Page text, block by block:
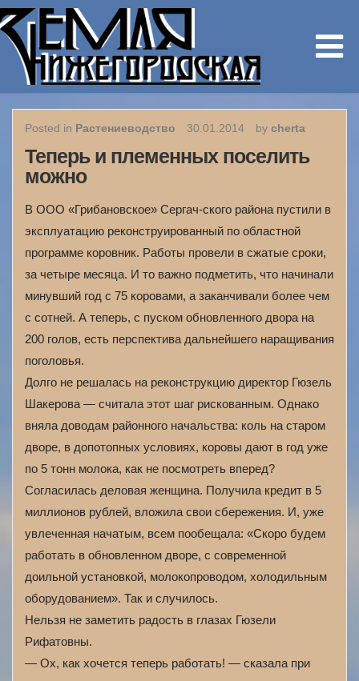
Posted in Растениеводство 30.01.2014 by cherta
Теперь и племенных поселить
можно
В ООО «Грибановское» Сергач-ского района пустили в
эксплуатацию реконструированный по областной
программе коровник. Работы провели в сжатые сроки,
за четыре месяца. И то важно подметить, что начинали
минувший год с 75 коровами, а заканчивали более чем
с сотней. А теперь, с пуском обновленного двора на
200 голов, есть перспектива дальнейшего наращивания
поголовья.
Долго не решалась на реконструкцию директор Гюзель
Шакерова — считала этот шаг рискованным. Однако
вняла доводам районного начальства: коль на старом
дворе, в допотопных условиях, коровы дают в год уже
по 5 тонн молока, как не посмотреть вперед?
Согласилась деловая женщина. Получила кредит в 5
миллионов рублей, вложила свои сбережения. И, уже
увлеченная начатым, всем пообещала: «Скоро будем
работать в обновленном дворе, с современной
доильной установкой, молокопроводом, холодильным
оборудованием». Так и случилось.
Нельзя не заметить радость в глазах Гюзели
Рифатовны.
— Ох, как хочется теперь работать! — сказала при